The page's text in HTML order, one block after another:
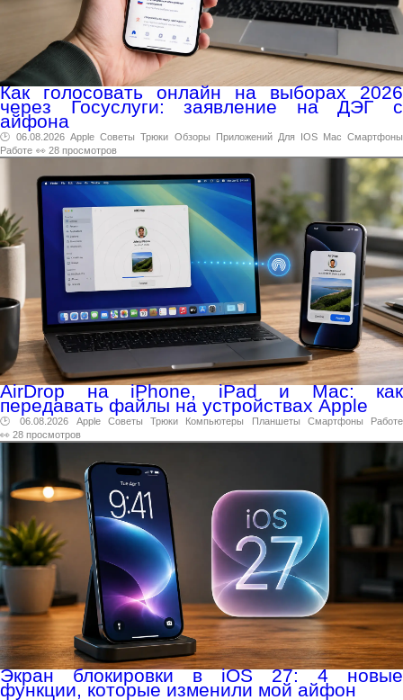
Как голосовать онлайн на выборах 2026
через Госуслуги: заявление на ДЭГ с
айфона
🕑 06.08.2026 Apple Советы Трюки Обзоры Приложений Для IOS Mac Смартфоны
Работе 👀 28 просмотров
AirDrop на iPhone, iPad и Mac: как
передавать файлы на устройствах Apple
🕑 06.08.2026 Apple Советы Трюки Компьютеры Планшеты Смартфоны
Работе
👀 28 просмотров
Экран блокировки в iOS 27: 4 новые
функции, которые изменили мой айфон